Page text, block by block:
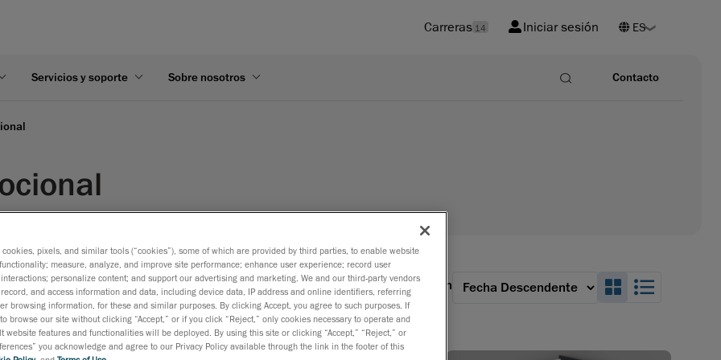
Carreras 14 Iniciar sesión
Servicios y soporte Sobre nosotros Contacto
Of19Results
Selecciona una opción
cookies, pixels, and similar tools (“cookies”), some of which are provided by third parties, to enable website
measure, analyze, and improve site performance; enhance user experience; record user
personalize content; and support our advertising and marketing. We and our third-party vendors
and access information and data, including device data, IP address and online identifiers, referring
browsing information, for these and similar purposes. By clicking Accept, you agree to such purposes. If
browse our site without clicking “Accept,” or if you click “Reject,” only cookies necessary to operate and
website features and functionalities will be deployed. By using this site or clicking “Accept,” “Reject,” or
you acknowledge and agree to our Privacy Policy available through the link in the footer of this